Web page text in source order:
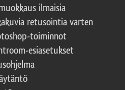
ilmaisia
retusointia varten
toiminnot
esiasetukset